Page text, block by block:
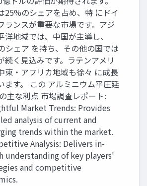
25%のシェアを占め、特 にドイ
ランスが重要な市場です。アジ
洋地域では、中国が主導し、
シェア を持ち、その他の国では
続く見込みです。ラテンアメリ
東・アフリカ地域も徐々 に成長
ます。 この アルミニウム平圧延
主な利点 市場調査レポート:
Market Trends: Provides
analysis of current and
trends within the market.
Analysis: Delivers in-
understanding of key players'
and competitive